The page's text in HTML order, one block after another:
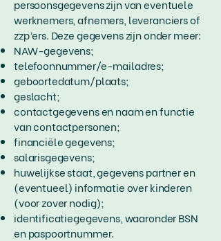
persoonsgegevens zijn van eventuele
werknemers, afnemers, leveranciers of
zzp’ers. Deze gegevens zijn onder meer:
NAW-gegevens;
telefoonnummer/e-mailadres;
geboortedatum/plaats;
geslacht;
contactgegevens en naam en functie
van contactpersonen;
financiële gegevens;
salarisgegevens;
huwelijkse staat, gegevens partner en
(eventueel) informatie over kinderen
(voor zover nodig);
identificatiegegevens, waaronder BSN
en paspoortnummer.